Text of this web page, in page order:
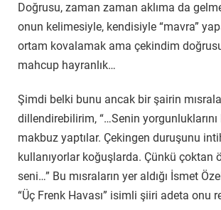
Doğrusu, zaman zaman aklıma da
onun kelimesiyle, kendisiyle “mavra”
ortam kovalamak ama çekindim
mahcup hayranlık…
Şimdi belki bunu ancak bir şairin
dillendirebilirim, “…Senin
makbuz yaptılar. Çekingen duruşunu
kullanıyorlar koğuşlarda. Çünkü çoktan
seni…” Bu mısraların yer aldığı İsmet
“Üç Frenk Havası” isimli şiiri adeta onu